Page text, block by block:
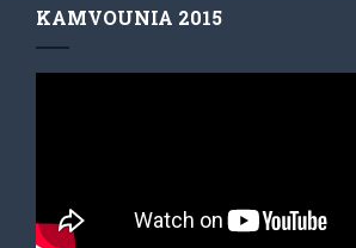
KAMVOUNIA 2015